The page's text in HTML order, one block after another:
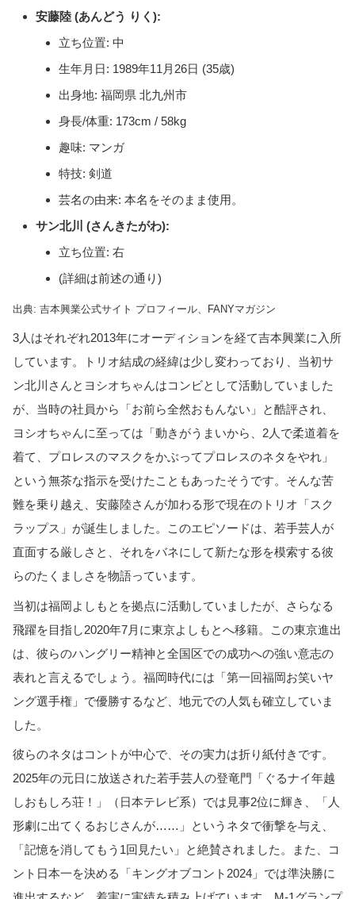
安藤陸 (あんどう りく):
立ち位置: 中
生年月日: 1989年11月26日 (35歳)
出身地: 福岡県 北九州市
身長/体重: 173cm / 58kg
趣味: マンガ
特技: 剣道
芸名の由来: 本名をそのまま使用。
サン北川 (さんきたがわ):
立ち位置: 右
(詳細は前述の通り)
出典: 吉本興業公式サイト プロフィール、FANYマガジン
3人はそれぞれ2013年にオーディションを経て吉本興業に入所
しています。トリオ結成の経緯は少し変わっており、当初サ
ン北川さんとヨシオちゃんはコンビとして活動していました
が、当時の社員から「お前ら全然おもんない」と酷評され、
ヨシオちゃんに至っては「動きがうまいから、2人で柔道着を
着て、プロレスのマスクをかぶってプロレスのネタをやれ」
という無茶な指示を受けたこともあったそうです。そんな苦
難を乗り越え、安藤陸さんが加わる形で現在のトリオ「スク
ラップス」が誕生しました。このエピソードは、若手芸人が
直面する厳しさと、それをバネにして新たな形を模索する彼
らのたくましさを物語っています。
当初は福岡よしもとを拠点に活動していましたが、さらなる
飛躍を目指し2020年7月に東京よしもとへ移籍。この東京進出
は、彼らのハングリー精神と全国区での成功への強い意志の
表れと言えるでしょう。福岡時代には「第一回福岡お笑いヤ
ング選手権」で優勝するなど、地元での人気も確立していま
した。
彼らのネタはコントが中心で、その実力は折り紙付きです。
2025年の元日に放送された若手芸人の登竜門「ぐるナイ年越
しおもしろ荘！」（日本テレビ系）では見事2位に輝き、「人
形劇に出てくるおじさんが……」というネタで衝撃を与え、
「記憶を消してもう1回見たい」と絶賛されました。また、コ
ント日本一を決める「キングオブコント2024」では準決勝に